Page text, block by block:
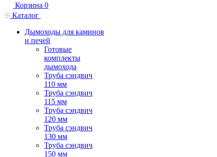
Корзина 0
Каталог
Дымоходы для каминов
и печей
Готовые
комплекты
дымохода
Труба сэндвич
110 мм
Труба сэндвич
115 мм
Труба сэндвич
120 мм
Труба сэндвич
130 мм
Труба сэндвич
150 мм